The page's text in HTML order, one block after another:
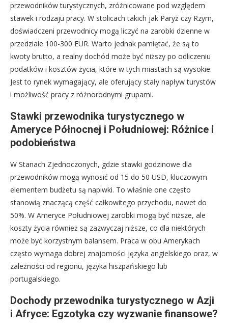
przewodników turystycznych, zróżnicowane pod względem
stawek i rodzaju pracy. W stolicach takich jak Paryż czy Rzym,
doświadczeni przewodnicy mogą liczyć na zarobki dzienne w
przedziale 100-300 EUR. Warto jednak pamiętać, że są to
kwoty brutto, a realny dochód może być niższy po odliczeniu
podatków i kosztów życia, które w tych miastach są wysokie.
Jest to rynek wymagający, ale oferujący stały napływ turystów
i możliwość pracy z różnorodnymi grupami.
Stawki przewodnika turystycznego w
Ameryce Północnej i Południowej: Różnice i
podobieństwa
W Stanach Zjednoczonych, gdzie stawki godzinowe dla
przewodników mogą wynosić od 15 do 50 USD, kluczowym
elementem budżetu są napiwki. To właśnie one często
stanowią znaczącą część całkowitego przychodu, nawet do
50%. W Ameryce Południowej zarobki mogą być niższe, ale
koszty życia również są zazwyczaj niższe, co dla niektórych
może być korzystnym balansem. Praca w obu Amerykach
często wymaga dobrej znajomości języka angielskiego oraz, w
zależności od regionu, języka hiszpańskiego lub
portugalskiego.
Dochody przewodnika turystycznego w Azji
i Afryce: Egzotyka czy wyzwanie finansowe?